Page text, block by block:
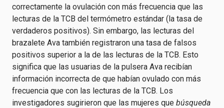
correctamente la ovulación con más frecuencia que las
lecturas de la TCB del termómetro estándar (la tasa de
verdaderos positivos). Sin embargo, las lecturas del
brazalete Ava también registraron una tasa de falsos
positivos superior a la de las lecturas de la TCB. Esto
significa que las usuarias de la pulsera Ava recibían
información incorrecta de que habían ovulado con más
frecuencia que con las lecturas de la TCB. Los
investigadores sugirieron que las mujeres que búsqueda